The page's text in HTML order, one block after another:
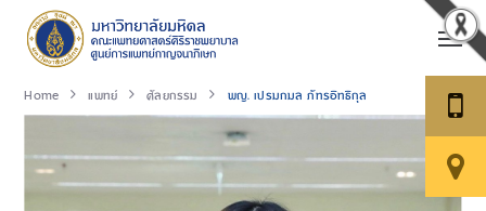
Home แพทย์ ศัลยกรรม พญ. เปรมกมล ภัทรอิทธิกุล